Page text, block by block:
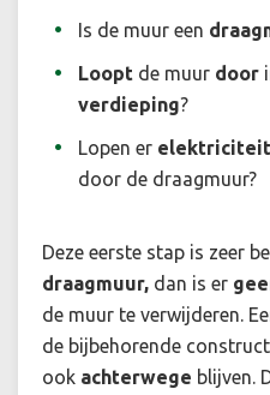
Is de muur een
Loopt de muur door
verdieping?
Lopen er
door de draagmuur?
Deze eerste stap is zeer
draagmuur, dan is er
de muur te verwijderen.
de bijbehorende
ook achterwege blijven.